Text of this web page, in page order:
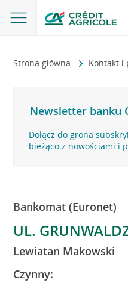
Strona główna Kontakt i
Newsletter banku
Dołącz do grona
bieżąco z nowościami i
Bankomat (Euronet)
UL.
Lewiatan Makowski
Czynny: